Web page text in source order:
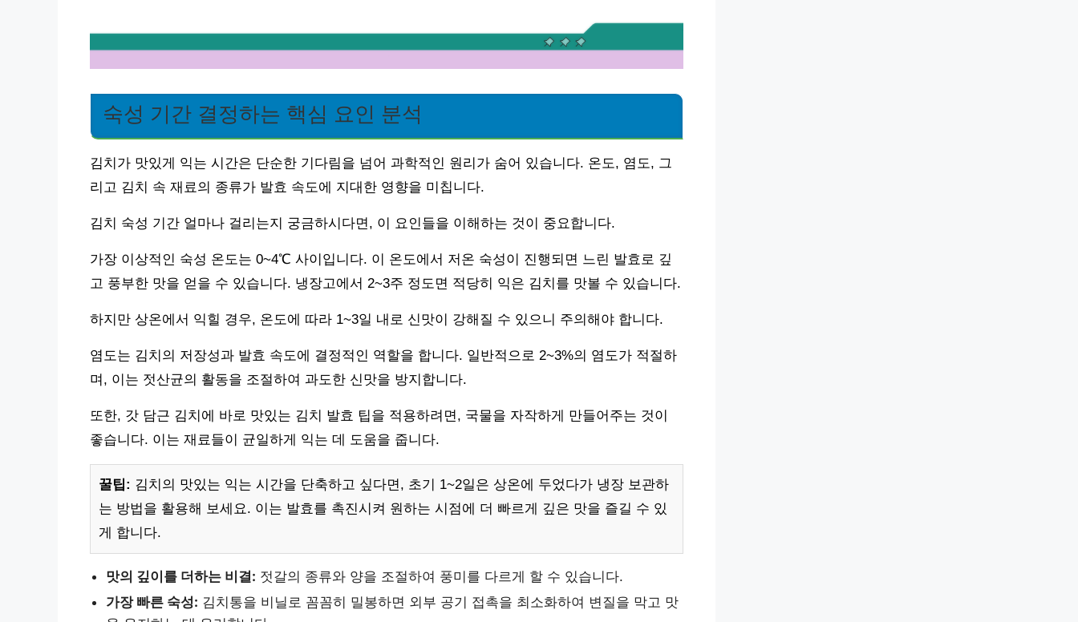
숙성 기간 결정하는 핵심 요인 분석
김치가 맛있게 익는 시간은 단순한 기다림을 넘어 과학적인 원리가 숨어 있습니다. 온도, 염도, 그
리고 김치 속 재료의 종류가 발효 속도에 지대한 영향을 미칩니다.
김치 숙성 기간 얼마나 걸리는지 궁금하시다면, 이 요인들을 이해하는 것이 중요합니다.
가장 이상적인 숙성 온도는 0~4℃ 사이입니다. 이 온도에서 저온 숙성이 진행되면 느린 발효로 깊
고 풍부한 맛을 얻을 수 있습니다. 냉장고에서 2~3주 정도면 적당히 익은 김치를 맛볼 수 있습니다.
하지만 상온에서 익힐 경우, 온도에 따라 1~3일 내로 신맛이 강해질 수 있으니 주의해야 합니다.
염도는 김치의 저장성과 발효 속도에 결정적인 역할을 합니다. 일반적으로 2~3%의 염도가 적절하
며, 이는 젓산균의 활동을 조절하여 과도한 신맛을 방지합니다.
또한, 갓 담근 김치에 바로 맛있는 김치 발효 팁을 적용하려면, 국물을 자작하게 만들어주는 것이
좋습니다. 이는 재료들이 균일하게 익는 데 도움을 줍니다.
꿀팁: 김치의 맛있는 익는 시간을 단축하고 싶다면, 초기 1~2일은 상온에 두었다가 냉장 보관하
는 방법을 활용해 보세요. 이는 발효를 촉진시켜 원하는 시점에 더 빠르게 깊은 맛을 즐길 수 있
게 합니다.
맛의 깊이를 더하는 비결: 젓갈의 종류와 양을 조절하여 풍미를 다르게 할 수 있습니다.
가장 빠른 숙성: 김치통을 비닐로 꼼꼼히 밀봉하면 외부 공기 접촉을 최소화하여 변질을 막고 맛